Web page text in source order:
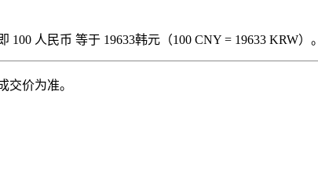
人民币 等于 19633韩元（100 CNY = 19633 KRW）。
交价为准。